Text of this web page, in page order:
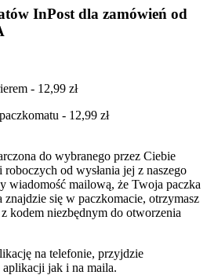
InPost dla zamówień od
- 12,99 zł
- 12,99 zł
do wybranego przez Ciebie
od wysłania jej z naszego
wiadomość mailową, że Twoja paczka
się w paczkomacie, otrzymasz
kodem niezbędnym do otworzenia
na telefonie, przyjdzie
jak i na maila.